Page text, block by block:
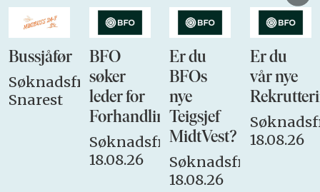
Bussjåfør
Søknadsfrist:
Snarest
BFO
søker
leder for
Forhandlingsutvalget
Søknadsfrist:
18.08.26
Er du
BFOs
nye
Teigsjef
MidtVest?
Søknadsfrist:
18.08.26
Er du
vår nye
18.08.26